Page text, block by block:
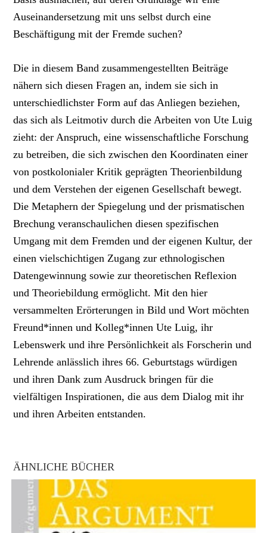
Auseinandersetzung mit uns selbst durch eine
Beschäftigung mit der Fremde suchen?
Die in diesem Band zusammengestellten Beiträge
nähern sich diesen Fragen an, indem sie sich in
unterschiedlichster Form auf das Anliegen beziehen,
das sich als Leitmotiv durch die Arbeiten von Ute Luig
zieht: der Anspruch, eine wissenschaftliche Forschung
zu betreiben, die sich zwischen den Koordinaten einer
von postkolonialer Kritik geprägten Theorienbildung
und dem Verstehen der eigenen Gesellschaft bewegt.
Die Metaphern der Spiegelung und der prismatischen
Brechung veranschaulichen diesen spezifischen
Umgang mit dem Fremden und der eigenen Kultur, der
einen vielschichtigen Zugang zur ethnologischen
Datengewinnung sowie zur theoretischen Reflexion
und Theoriebildung ermöglicht. Mit den hier
versammelten Erörterungen in Bild und Wort möchten
Freund*innen und Kolleg*innen Ute Luig, ihr
Lebenswerk und ihre Persönlichkeit als Forscherin und
Lehrende anlässlich ihres 66. Geburtstags würdigen
und ihren Dank zum Ausdruck bringen für die
vielfältigen Inspirationen, die aus dem Dialog mit ihr
und ihren Arbeiten entstanden.
ÄHNLICHE BÜCHER